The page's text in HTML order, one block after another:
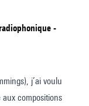
-
j’ai voulu
compositions